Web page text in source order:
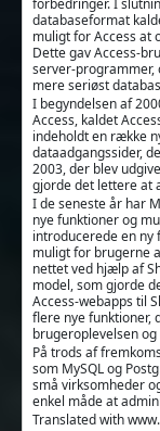
forbedringer. I
databaseformat
muligt for Access at
Dette gav Access-
server-programmer,
mere seriøst
I begyndelsen af
Access, kaldet
indeholdt en række
dataadgangssider,
2003, der blev
gjorde det lettere at
I de seneste år har
nye funktioner og
introducerede en ny
muligt for brugerne
nettet ved hjælp af
model, som gjorde
Access-webapps til
flere nye funktioner,
brugeroplevelsen
På trods af
som MySQL og
små virksomheder
enkel måde at
Translated with